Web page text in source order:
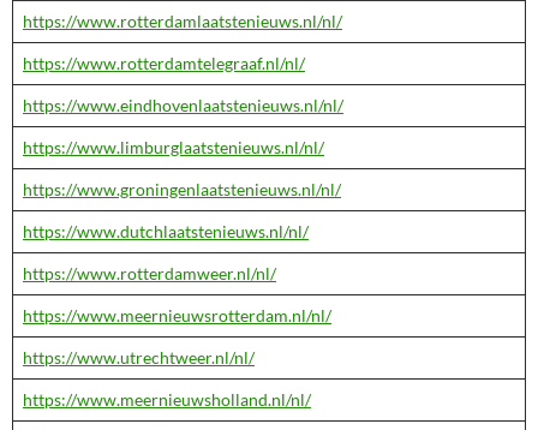
https://www.rotterdamlaatstenieuws.nl/nl/
https://www.rotterdamtelegraaf.nl/nl/
https://www.eindhovenlaatstenieuws.nl/nl/
https://www.limburglaatstenieuws.nl/nl/
https://www.groningenlaatstenieuws.nl/nl/
https://www.dutchlaatstenieuws.nl/nl/
https://www.rotterdamweer.nl/nl/
https://www.meernieuwsrotterdam.nl/nl/
https://www.utrechtweer.nl/nl/
https://www.meernieuwsholland.nl/nl/